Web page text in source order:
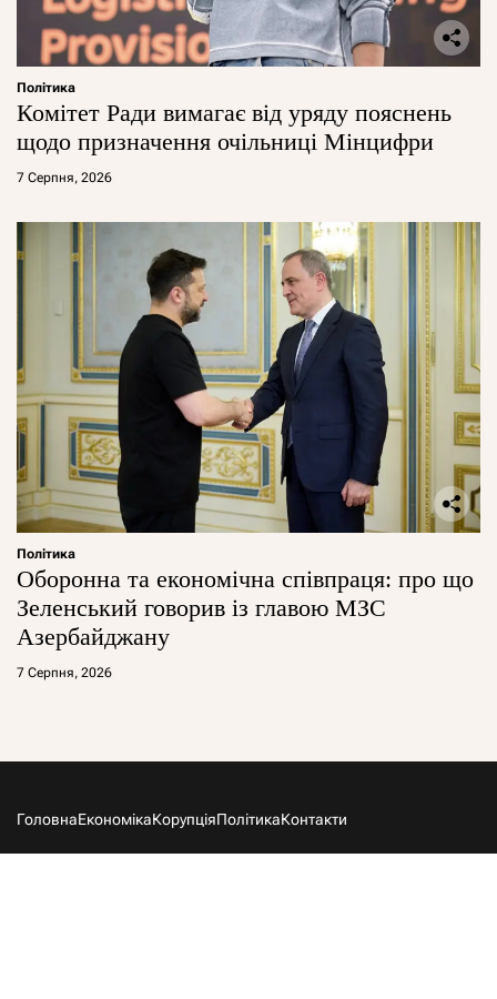
Політика
Комітет Ради вимагає від уряду пояснень
щодо призначення очільниці Мінцифри
7 Серпня, 2026
Політика
Оборонна та економічна співпраця: про що
Зеленський говорив із главою МЗС
Азербайджану
7 Серпня, 2026
ГоловнаЕкономікаКорупціяПолітикаКонтакти